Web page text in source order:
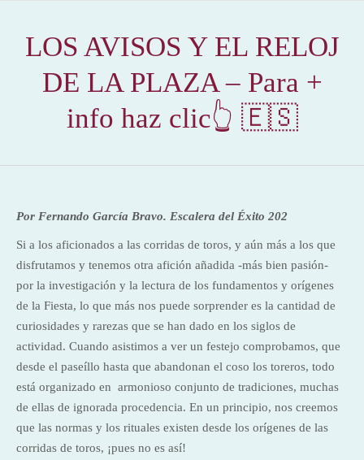
LOS AVISOS Y EL RELOJ
DE LA PLAZA – Para +
info haz clic👆 🇪🇸
Por Fernando García Bravo. Escalera del Éxito 202
Si a los aficionados a las corridas de toros, y aún más a los que
disfrutamos y tenemos otra afición añadida -más bien pasión-
por la investigación y la lectura de los fundamentos y orígenes
de la Fiesta, lo que más nos puede sorprender es la cantidad de
curiosidades y rarezas que se han dado en los siglos de
actividad. Cuando asistimos a ver un festejo comprobamos, que
desde el paseíllo hasta que abandonan el coso los toreros, todo
está organizado en armonioso conjunto de tradiciones, muchas
de ellas de ignorada procedencia. En un principio, nos creemos
que las normas y los rituales existen desde los orígenes de las
corridas de toros, ¡pues no es así!